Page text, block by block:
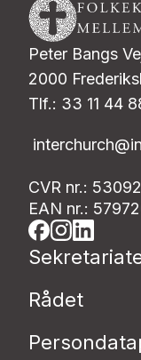
Peter Bangs
2000
Tlf.: 33 11 44
CVR nr.:
EAN nr.:
Rådet